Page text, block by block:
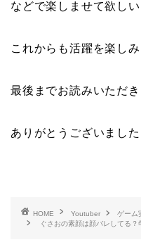
などで楽しませて欲し
これからも活躍を楽しみ
最後までお読みいただき
ありがとうございました
HOME Youtuber
ゲーム
ぐさおの素顔は顔バレしてる